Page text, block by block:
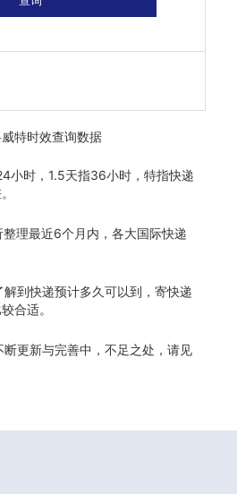
特时效查询数据
小时，1.5天指36小时，特指快递
理最近6个月内，各大国际快递
到快递预计多久可以到，寄快递
合适。
更新与完善中，不足之处，请见